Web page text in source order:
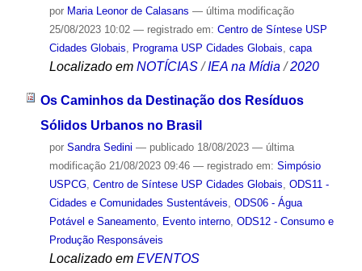
por Maria Leonor de Calasans — última modificação
25/08/2023 10:02 — registrado em: Centro de Síntese USP
Cidades Globais
Programa USP Cidades Globais capa
Localizado em NOTÍCIAS /IEA na Mídia /2020
Os Caminhos da Destinação dos Resíduos
Sólidos Urbanos no Brasil
por Sandra Sedini — publicado18/08/2023 — última
modificação21/08/2023 09:46 — registrado em: Simpósio
USPCG, Centro de Síntese USP Cidades Globais, ODS11 -
Cidades e Comunidades Sustentáveis, ODS06 - Água
Potável e Saneamento, Evento interno, ODS12 - Consumo e
Produção Responsáveis
Localizado em EVENTOS